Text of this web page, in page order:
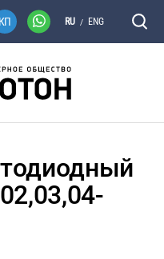
RU / ENG